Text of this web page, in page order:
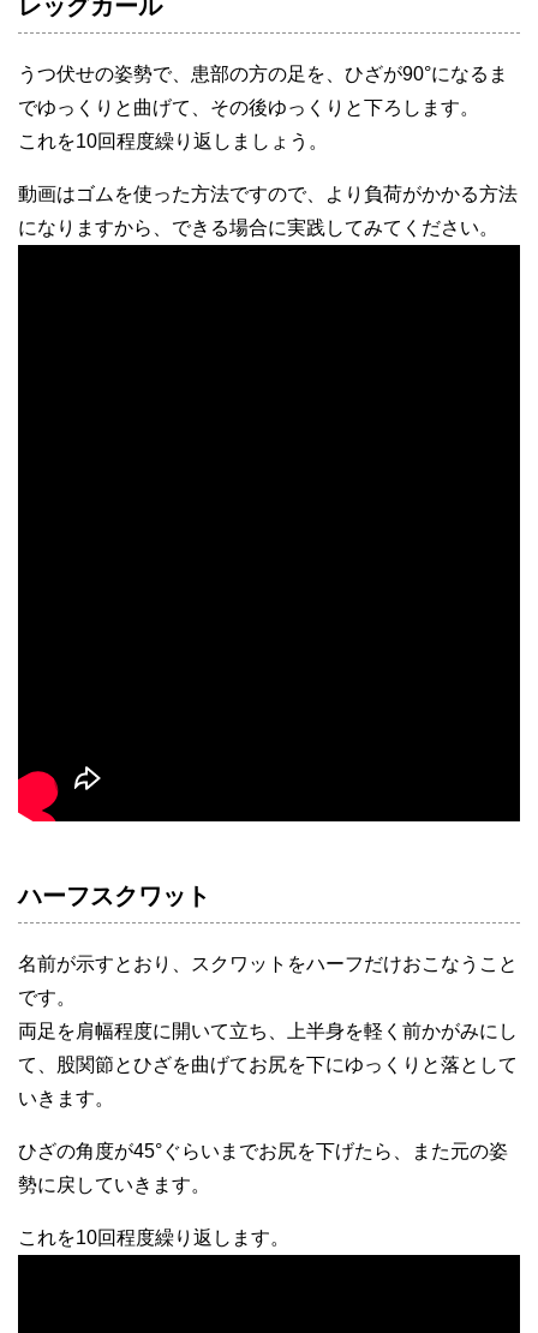
レッグカール
うつ伏せの姿勢で、患部の方の足を、ひざが90°になるま
でゆっくりと曲げて、その後ゆっくりと下ろします。
これを10回程度繰り返しましょう。
動画はゴムを使った方法ですので、より負荷がかかる方法
になりますから、できる場合に実践してみてください。
ハーフスクワット
名前が示すとおり、スクワットをハーフだけおこなうこと
です。
両足を肩幅程度に開いて立ち、上半身を軽く前かがみにし
て、股関節とひざを曲げてお尻を下にゆっくりと落として
いきます。
ひざの角度が45°ぐらいまでお尻を下げたら、また元の姿
勢に戻していきます。
これを10回程度繰り返します。